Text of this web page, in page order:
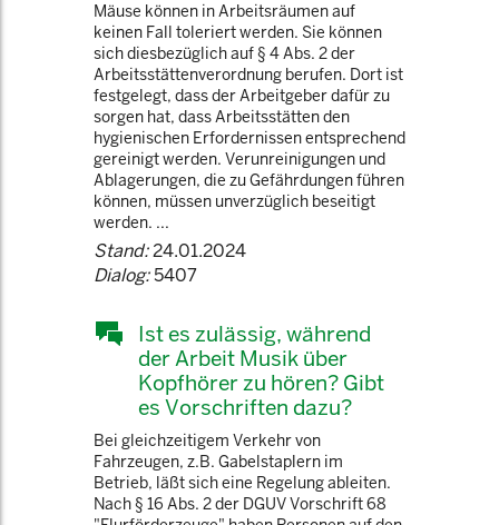
Mäuse können in Arbeitsräumen auf
keinen Fall toleriert werden. Sie können
sich diesbezüglich auf § 4 Abs. 2 der
Arbeitsstättenverordnung berufen. Dort ist
festgelegt, dass der Arbeitgeber dafür zu
sorgen hat, dass Arbeitsstätten den
hygienischen Erfordernissen entsprechend
gereinigt werden. Verunreinigungen und
Ablagerungen, die zu Gefährdungen führen
können, müssen unverzüglich beseitigt
werden. ...
Stand:24.01.2024
Dialog:5407
Ist es zulässig, während
der Arbeit Musik über
Kopfhörer zu hören? Gibt
es Vorschriften dazu?
Bei gleichzeitigem Verkehr von
Fahrzeugen, z.B. Gabelstaplern im
Betrieb, läßt sich eine Regelung ableiten.
Nach § 16 Abs. 2 der DGUV Vorschrift 68